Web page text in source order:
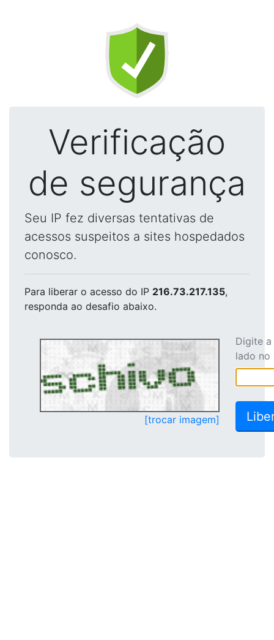
Verificação
de segurança
Seu IP fez diversas tentativas de
acessos suspeitos a sites hospedados
conosco.
Para liberar o acesso do IP 216.73.217.135,
responda ao desafio abaixo.
[trocar imagem]
Digite
lado no